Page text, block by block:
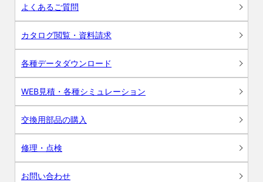
よくあるご質問
カタログ閲覧・資料請求
各種データダウンロード
WEB見積・各種シミュレーション
交換用部品の購入
修理・点検
お問い合わせ